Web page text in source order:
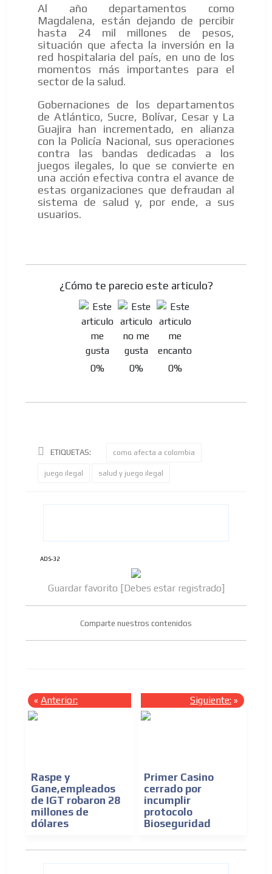
Al año departamentos como
Magdalena, están dejando de percibir
hasta 24 mil millones de pesos,
situación que afecta la inversión en la
red hospitalaria del país, en uno de los
momentos más importantes para el
sector de la salud.
Gobernaciones de los departamentos
de Atlántico, Sucre, Bolívar, Cesar y La
Guajira han incrementado, en alianza
con la Policía Nacional, sus operaciones
contra las bandas dedicadas a los
juegos ilegales, lo que se convierte en
una acción efectiva contra el avance de
estas organizaciones que defraudan al
sistema de salud y, por ende, a sus
usuarios.
¿Cómo te parecio este articulo?
0% 0% 0%
ETIQUETAS: como afecta a colombia
juego ilegal salud y juego ilegal
ADS-32
Guardar favorito [Debes estar registrado]
Comparte nuestros contenidos
« Anterior:
Raspe y
Gane,empleados
de IGT robaron 28
millones de
dólares
Siguiente: »
Primer Casino
cerrado por
incumplir
protocolo
Bioseguridad